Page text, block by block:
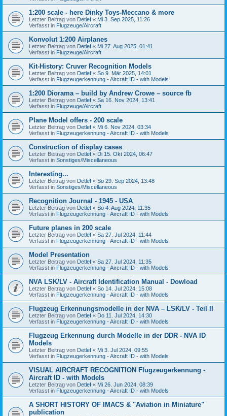
1:200 scale - here Dinky Toys-Meccano & more
Letzter Beitrag von Detlef « Mi 3. Sep 2025, 11:26
Verfasst in Flugzeuge/Aircraft
Konvolut 1:200 Airplanes
Letzter Beitrag von Detlef « Mi 27. Aug 2025, 01:41
Verfasst in Flugzeuge/Aircraft
Kit-History: Cruver Recognition Models
Letzter Beitrag von Detlef « So 9. Mär 2025, 14:01
Verfasst in Flugzeugerkennung - Aircraft ID - with Models
1:200 Diorama – build by Andrew Crowe – source fb
Letzter Beitrag von Detlef « Sa 16. Nov 2024, 13:41
Verfasst in Flugzeuge/Aircraft
Plane Model offers - 200 scale
Letzter Beitrag von Detlef « Mi 6. Nov 2024, 03:34
Verfasst in Flugzeugerkennung - Aircraft ID - with Models
Construction of display cases
Letzter Beitrag von Detlef « Di 15. Okt 2024, 06:47
Verfasst in Sonstiges/Miscellaneous
Interesting...
Letzter Beitrag von Detlef « So 29. Sep 2024, 13:48
Verfasst in Sonstiges/Miscellaneous
Recognition Journal - 1945 - USA
Letzter Beitrag von Detlef « So 4. Aug 2024, 11:35
Verfasst in Flugzeugerkennung - Aircraft ID - with Models
Future planes in 200 scale
Letzter Beitrag von Detlef « Sa 27. Jul 2024, 11:44
Verfasst in Flugzeugerkennung - Aircraft ID - with Models
Model Presentation
Letzter Beitrag von Detlef « Sa 27. Jul 2024, 11:35
Verfasst in Flugzeugerkennung - Aircraft ID - with Models
NVA LSK/LV - Aircraft Identification Manual - Dowload
Letzter Beitrag von Detlef « So 14. Jul 2024, 15:08
Verfasst in Flugzeugerkennung - Aircraft ID - with Models
Flugzeug Erkennungsmodelle in der NVA – LSK/LV - Teil II
Letzter Beitrag von Detlef « Do 11. Jul 2024, 14:30
Verfasst in Flugzeugerkennung - Aircraft ID - with Models
Flugzeug Erkennung durch Modelle in der DDR - NVA ID
Models
Letzter Beitrag von Detlef « Mi 3. Jul 2024, 09:55
Verfasst in Flugzeugerkennung - Aircraft ID - with Models
VISUAL AIRCRAFT RECOGNITION Flugzeugerkennung -
Aircraft ID - with Models
Letzter Beitrag von Detlef « Mi 26. Jun 2024, 08:39
Verfasst in Flugzeugerkennung - Aircraft ID - with Models
A SHORT HISTORY OF IMACS & "Aviation in Miniature"
publication